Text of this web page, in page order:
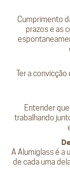
Cumprimento
prazos e as
Ter a
Entender
trabalhando
A Alumiglass é a
de cada uma